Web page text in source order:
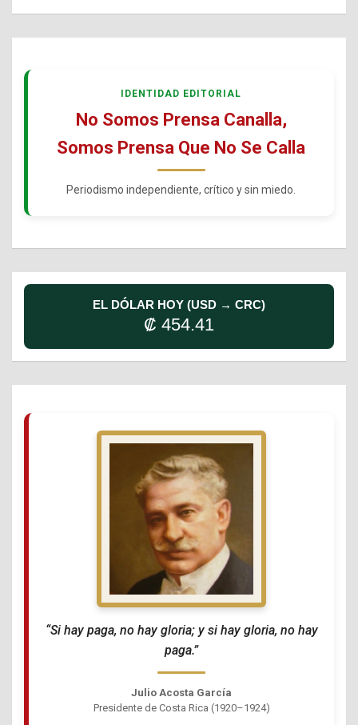
IDENTIDAD EDITORIAL
No Somos Prensa Canalla,
Somos Prensa Que No Se Calla
Periodismo independiente, crítico y sin miedo.
EL DÓLAR HOY (USD → CRC)
₡ 454.41
“Si hay paga, no hay gloria; y si hay gloria, no hay
paga.”
Julio Acosta García
Presidente de Costa Rica (1920–1924)